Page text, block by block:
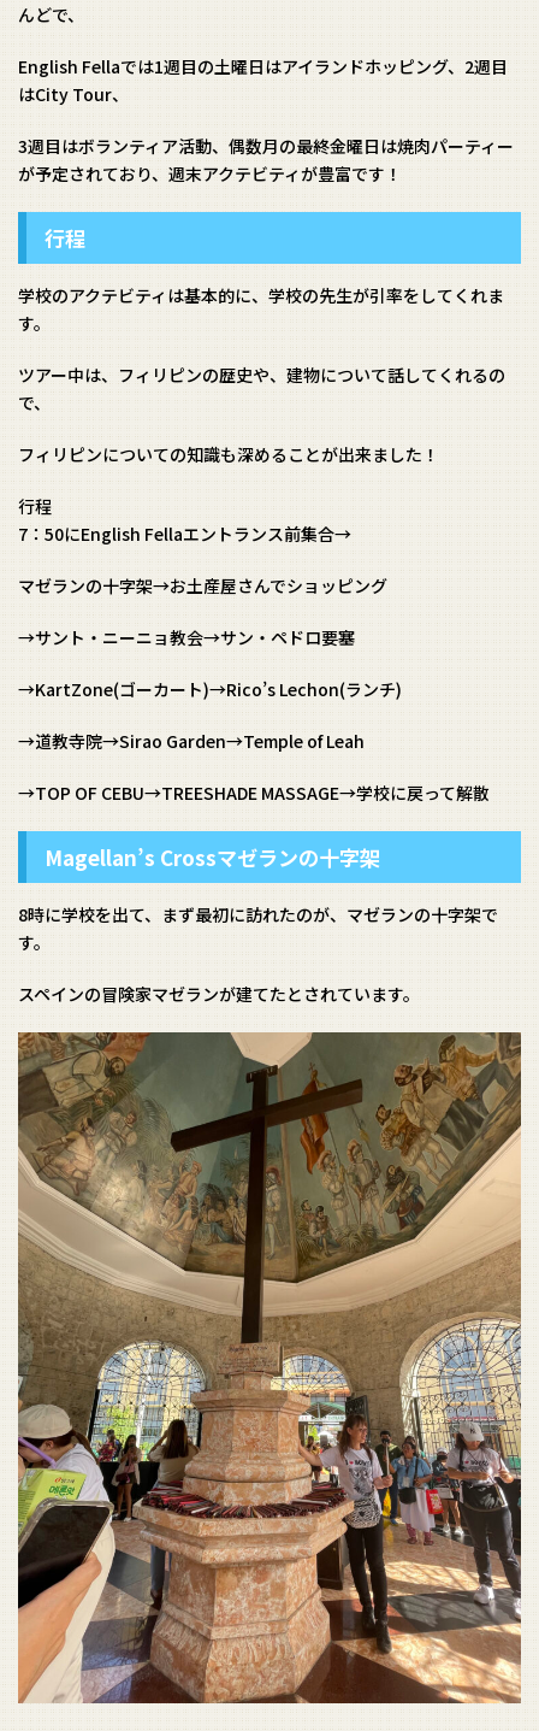
んどで、
English Fellaでは1週目の土曜日はアイランドホッピング、2週目
はCity Tour、
3週目はボランティア活動、偶数月の最終金曜日は焼肉パーティー
が予定されており、週末アクテビティが豊富です！
行程
学校のアクテビティは基本的に、学校の先生が引率をしてくれま
す。
ツアー中は、フィリピンの歴史や、建物について話してくれるの
で、
フィリピンについての知識も深めることが出来ました！
行程
7：50にEnglish Fellaエントランス前集合→
マゼランの十字架→お土産屋さんでショッピング
→サント・ニーニョ教会→サン・ペドロ要塞
→KartZone(ゴーカート)→Rico’s Lechon(ランチ)
→道教寺院→Sirao Garden→Temple of Leah
→TOP OF CEBU→TREESHADE MASSAGE→学校に戻って解散
Magellan’s Crossマゼランの十字架
8時に学校を出て、まず最初に訪れたのが、マゼランの十字架で
す。
スペインの冒険家マゼランが建てたとされています。